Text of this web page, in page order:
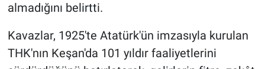
almadığını belirtti.
Kavazlar, 1925'te Atatürk'ün imzasıyla kurulan
THK'nın Keşan'da 101 yıldır faaliyetlerini